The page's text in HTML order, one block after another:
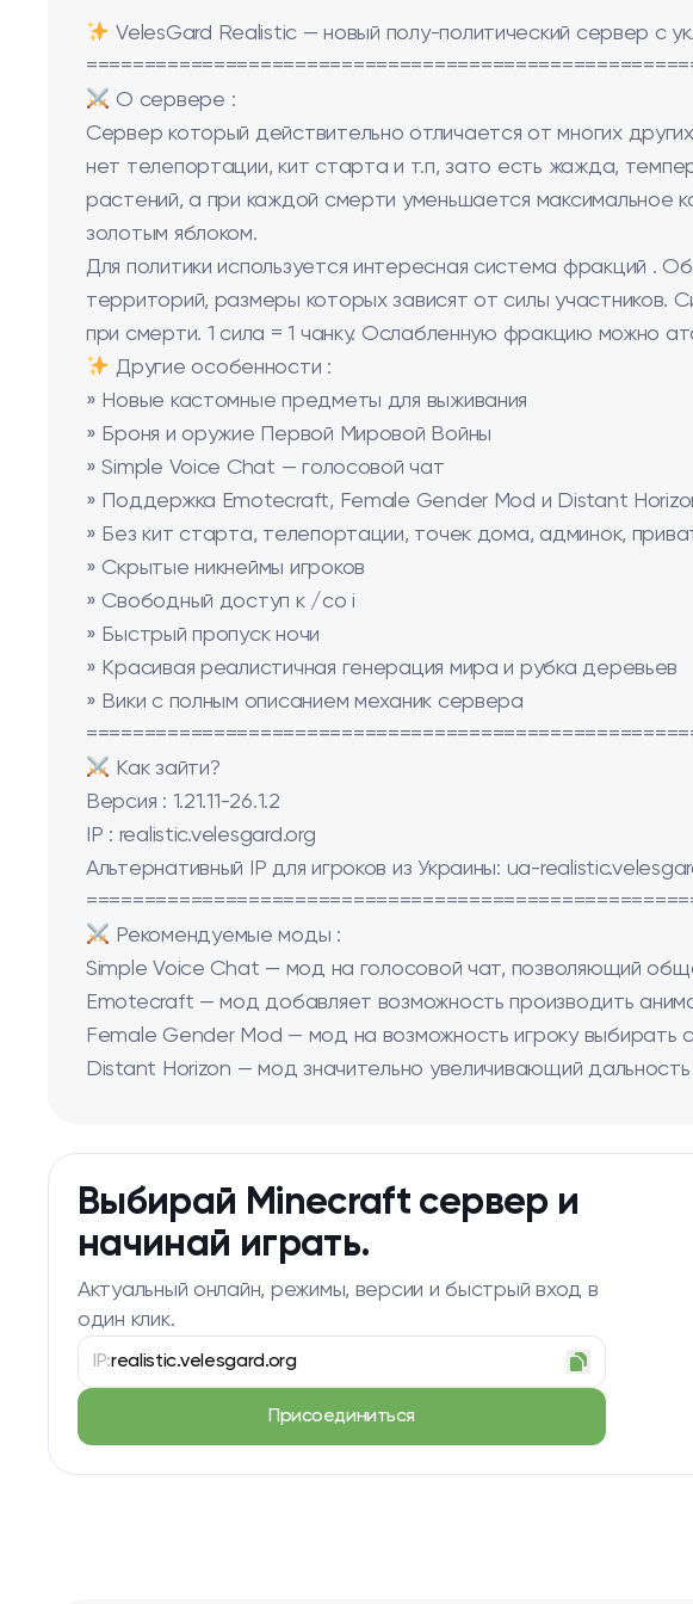
VelesGard Realistic — новый полу-политический сервер с
О сервере :
Сервер который действительно отличается от многих
нет телепортации, кит старта и т.п, зато есть жажда,
растений, а при каждой смерти уменьшается максимальное
золотым яблоком.
Для политики используется интересная система фракций .
территорий, размеры которых зависят от силы участников.
при смерти. 1 сила = 1 чанку. Ослабленную фракцию можно
Другие особенности :
» Новые кастомные предметы для выживания
» Броня и оружие Первой Мировой Войны
» Simple Voice Chat — голосовой чат
» Поддержка Emotecraft, Female Gender Mod и Distant
» Без кит старта, телепортации, точек дома, админок,
» Скрытые никнеймы игроков
» Свободный доступ к /co i
» Быстрый пропуск ночи
» Красивая реалистичная генерация мира и рубка деревьев
» Вики с полным описанием механик сервера
Как зайти?
Версия : 1.21.11-26.1.2
IP : realistic.velesgard.org
Альтернативный IP для игроков из Украины: ua-
Рекомендуемые моды :
Simple Voice Chat — мод на голосовой чат, позволяющий
Emotecraft — мод добавляет возможность производить
Female Gender Mod — мод на возможность игроку выбирать
Distant Horizon — мод значительно увеличивающий дальность
Выбирай Minecraft сервер и
начинай играть.
Актуальный онлайн, режимы, версии и быстрый вход в
один клик.
IP:realistic.velesgard.org
Присоединиться